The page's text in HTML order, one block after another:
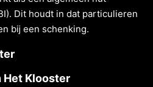
Dit houdt in dat particulieren
bĳ een schenking.
Het Klooster